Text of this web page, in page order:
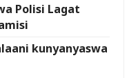
Polisi Lagat
kunyanyaswa